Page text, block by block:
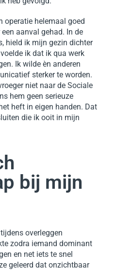
operatie helemaal goed
aanval gehad. In de
hield ik mijn gezin dichter
ik dat ik qua werk
Ik wilde èn anderen
sterker te worden.
niet naar de Sociale
hem geen serieuze
heft in eigen handen. Dat
die ik ooit in mijn
bij mijn
overleggen
zodra iemand dominant
en net iets te snel
geleerd dat onzichtbaar